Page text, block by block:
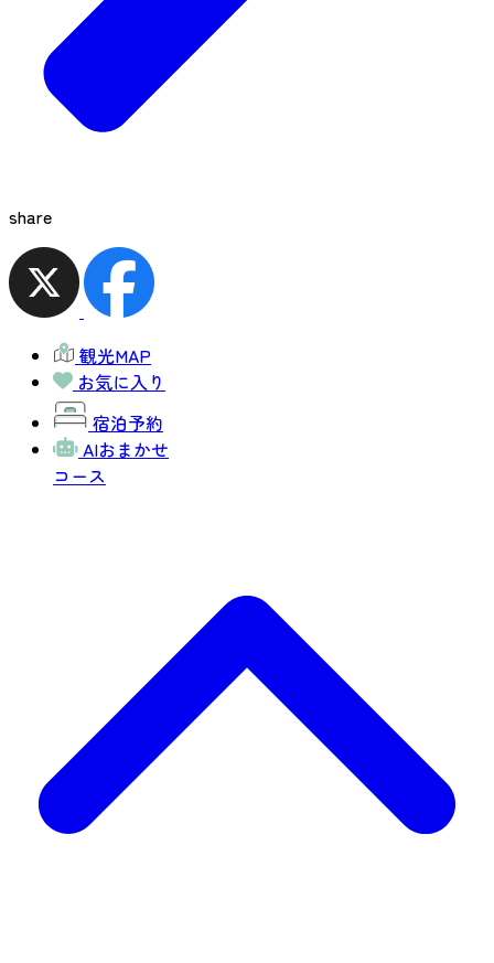
share
観光MAP
お気に入り
宿泊予約
AIおまかせ
コース